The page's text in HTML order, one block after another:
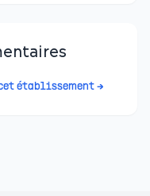
établissement →